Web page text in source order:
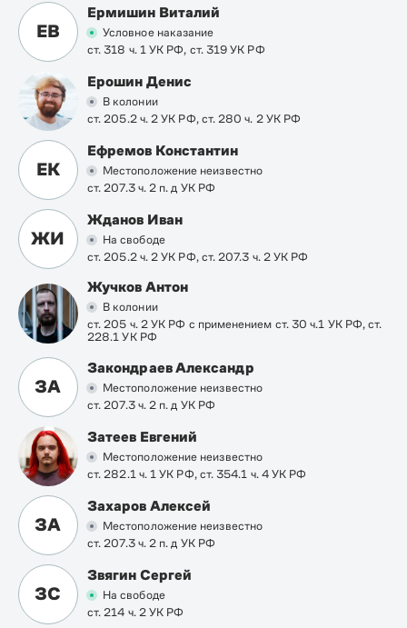
ЕВ
Ермишин Виталий
Условное наказание
ст. 318 ч. 1 УК РФ, ст. 319 УК РФ
Ерошин Денис
В колонии
ст. 205.2 ч. 2 УК РФ, ст. 280 ч. 2 УК РФ
ЕК
Ефремов Константин
Местоположение неизвестно
ст. 207.3 ч. 2 п. д УК РФ
ЖИ
Жданов Иван
На свободе
ст. 205.2 ч. 2 УК РФ, ст. 207.3 ч. 2 УК РФ
Жучков Антон
В колонии
ст. 205 ч. 2 УК РФ с применением ст. 30 ч.1 УК РФ, ст.
228.1 УК РФ
ЗА
Закондраев Александр
Местоположение неизвестно
ст. 207.3 ч. 2 п. д УК РФ
Затеев Евгений
Местоположение неизвестно
ст. 282.1 ч. 1 УК РФ, ст. 354.1 ч. 4 УК РФ
ЗА
Захаров Алексей
Местоположение неизвестно
ст. 207.3 ч. 2 п. д УК РФ
ЗС
Звягин Сергей
На свободе
ст. 214 ч. 2 УК РФ